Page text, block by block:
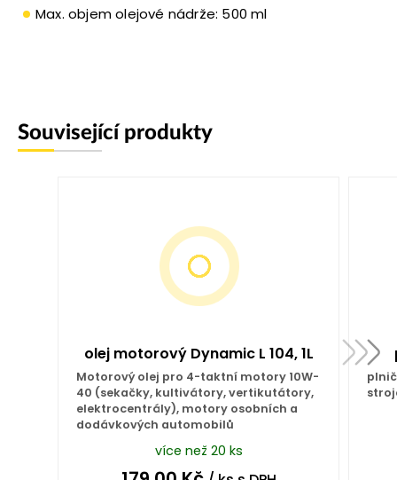
Max. objem olejové nádrže: 500 ml
Související produkty
olej motorový Dynamic L 104, 1L
Motorový olej pro 4-taktní motory 10W-
40 (sekačky, kultivátory, vertikutátory,
elektrocentrály), motory osobních a
dodávkových automobilů
více než 20 ks